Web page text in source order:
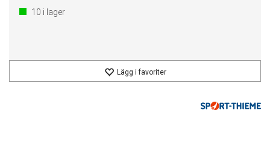
10 i lager
Lägg i favoriter